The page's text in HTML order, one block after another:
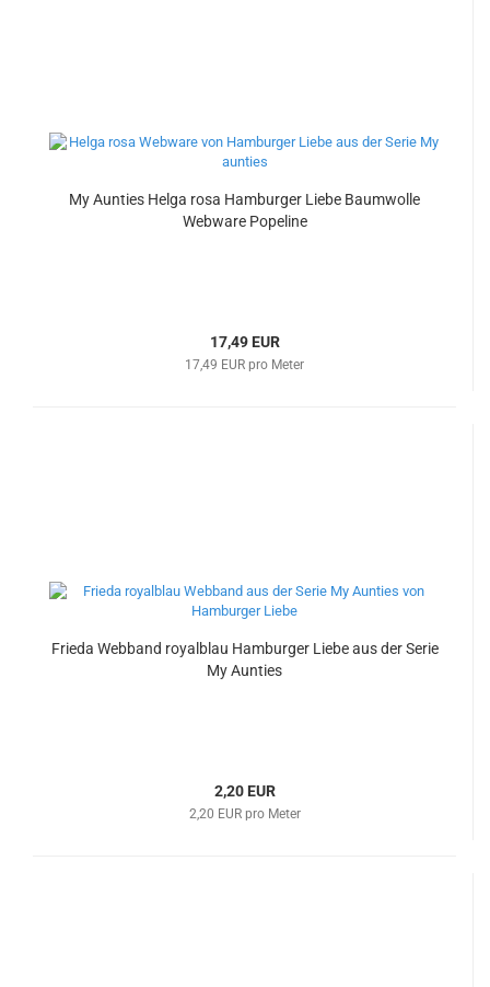
My Aunties Helga rosa Hamburger Liebe Baumwolle
Webware Popeline
17,49 EUR
17,49 EUR pro Meter
Frieda Webband royalblau Hamburger Liebe aus der Serie
My Aunties
2,20 EUR
2,20 EUR pro Meter